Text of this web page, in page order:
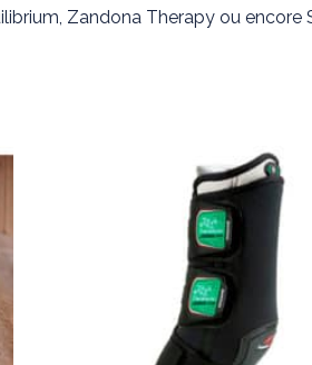
Zandona Therapy ou